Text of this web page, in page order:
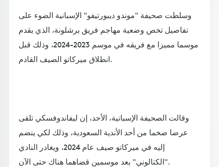
وسلطت صحيفة "موندو ديبورتيفو" الإسبانية الضوء على
تفاصيل تخص وضعية مهاجم فريق برشلونة، الذي يقدم
موسما مميزا مع فريقه في موسم 2023-2024، وذلك قبل
انطلاق ميركاتو الصيف القادم.
وقالت الصحيفة الإسبانية، الأحد، إن ليفاندوفسكي تلقى
عرضا ضخما من أحد الأندية السعودية، وذلك لكي ينضم
إليه في ميركاتو صيف عام 2024، ويغادر النادي
"الكتالوني" بعد موسمين قضاهما هناك حتى الآن.